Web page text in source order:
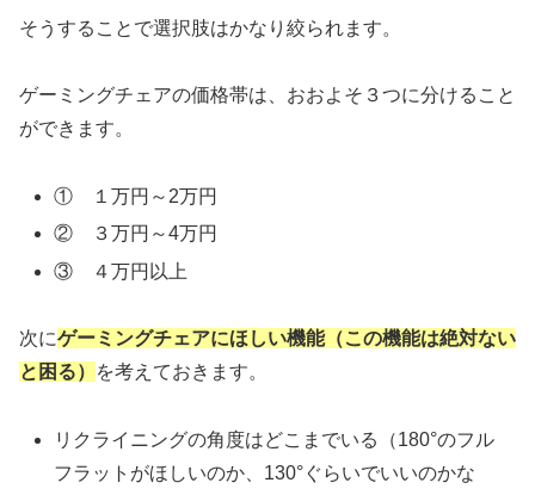
そうすることで選択肢はかなり絞られます。
ゲーミングチェアの価格帯は、おおよそ３つに分けること
ができます。
① １万円～2万円
② ３万円～4万円
③ ４万円以上
次にゲーミングチェアにほしい機能（この機能は絶対ない
と困る）
を考えておきます。
リクライニングの角度はどこまでいる（180°のフル
フラットがほしいのか、130°ぐらいでいいのかな